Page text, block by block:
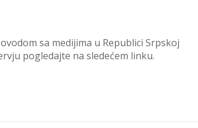
sa medijima u Republici Srpskoj
pogledajte na sledećem linku.